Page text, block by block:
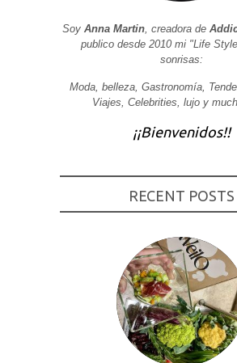
Soy Anna Martin, creadora de
publico desde 2010 mi "Life
sonrisas:
Moda, belleza, Gastronomía,
Viajes, Celebrities, lujo y
¡¡Bienvenidos!!
RECENT POSTS
de la web, en
base a cómo
durante tu
cookies,